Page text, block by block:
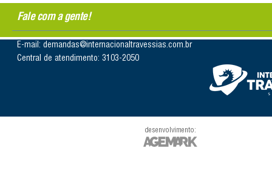
Fale com a gente!
E-mail: demandas@internacionaltravessias.com.br
Central de atendimento: 3103-2050
desenvolvimento: